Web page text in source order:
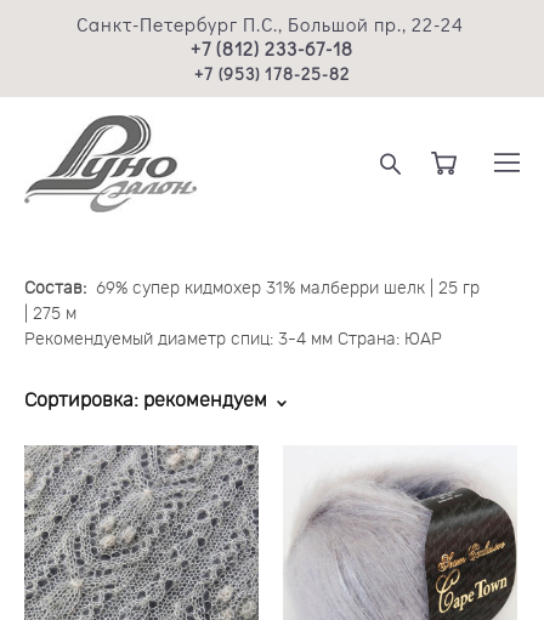
Санкт-Петербург П.С., Большой пр., 22-24
+7 (812) 233-67-18
+7 (953) 178-25-82
Состав: 69% супер кидмохер 31% малберри шелк | 25 гр
| 275 м
Рекомендуемый диаметр спиц: 3-4 мм Страна: ЮАР
Сортировка: рекомендуем